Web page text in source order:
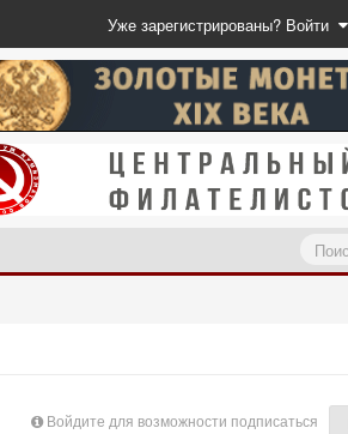
Уже зарегистрированы? Войти
Войдите для возможности подписаться